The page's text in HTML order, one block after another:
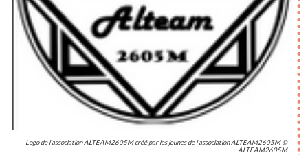
Logo de l'association ALTEAM2605M créé par les jeunes de l'association ALTEAM2605M ©
ALTEAM2605M